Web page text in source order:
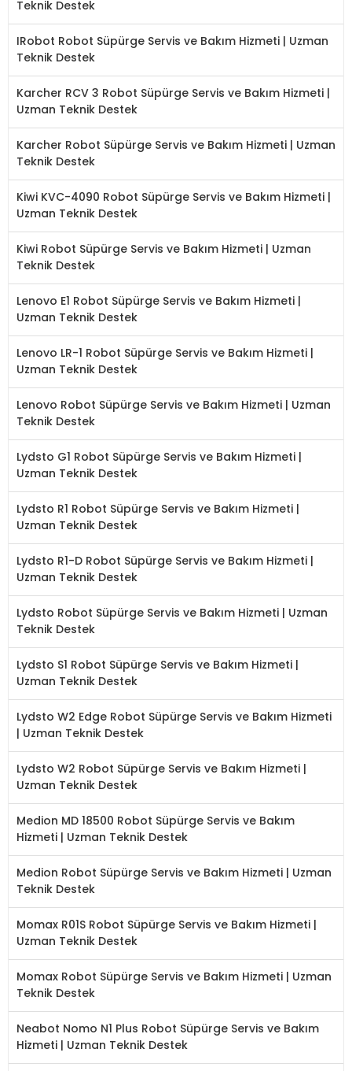
Teknik Destek
IRobot Robot Süpürge Servis ve Bakım Hizmeti | Uzman
Teknik Destek
Karcher RCV 3 Robot Süpürge Servis ve Bakım Hizmeti |
Uzman Teknik Destek
Karcher Robot Süpürge Servis ve Bakım Hizmeti | Uzman
Teknik Destek
Kiwi KVC-4090 Robot Süpürge Servis ve Bakım Hizmeti |
Uzman Teknik Destek
Kiwi Robot Süpürge Servis ve Bakım Hizmeti | Uzman
Teknik Destek
Lenovo E1 Robot Süpürge Servis ve Bakım Hizmeti |
Uzman Teknik Destek
Lenovo LR-1 Robot Süpürge Servis ve Bakım Hizmeti |
Uzman Teknik Destek
Lenovo Robot Süpürge Servis ve Bakım Hizmeti | Uzman
Teknik Destek
Lydsto G1 Robot Süpürge Servis ve Bakım Hizmeti |
Uzman Teknik Destek
Lydsto R1 Robot Süpürge Servis ve Bakım Hizmeti |
Uzman Teknik Destek
Lydsto R1-D Robot Süpürge Servis ve Bakım Hizmeti |
Uzman Teknik Destek
Lydsto Robot Süpürge Servis ve Bakım Hizmeti | Uzman
Teknik Destek
Lydsto S1 Robot Süpürge Servis ve Bakım Hizmeti |
Uzman Teknik Destek
Lydsto W2 Edge Robot Süpürge Servis ve Bakım Hizmeti
| Uzman Teknik Destek
Lydsto W2 Robot Süpürge Servis ve Bakım Hizmeti |
Uzman Teknik Destek
Medion MD 18500 Robot Süpürge Servis ve Bakım
Hizmeti | Uzman Teknik Destek
Medion Robot Süpürge Servis ve Bakım Hizmeti | Uzman
Teknik Destek
Momax R01S Robot Süpürge Servis ve Bakım Hizmeti |
Uzman Teknik Destek
Momax Robot Süpürge Servis ve Bakım Hizmeti | Uzman
Teknik Destek
Neabot Nomo N1 Plus Robot Süpürge Servis ve Bakım
Hizmeti | Uzman Teknik Destek